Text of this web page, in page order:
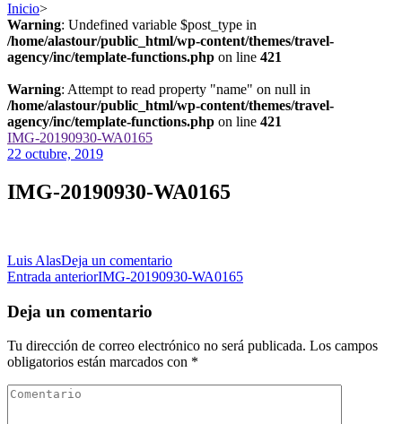
Inicio>
Warning: Undefined variable $post_type in
/home/alastour/public_html/wp-content/themes/travel-
agency/inc/template-functions.php on line 421
Warning: Attempt to read property "name" on null in
/home/alastour/public_html/wp-content/themes/travel-
agency/inc/template-functions.php on line 421
IMG-20190930-WA0165
22 octubre, 2019
IMG-20190930-WA0165
Luis AlasDeja un comentarioen
IMG-
Navegación
de
las
entradas
Entrada anteriorIMG-20190930-WA0165
Deja un comentario
Tu dirección de correo electrónico no será publicada. Los campos
obligatorios están marcados con *
Comentario